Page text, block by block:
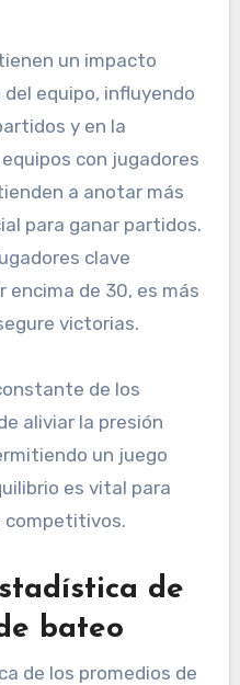
un impacto
equipo, influyendo
y en la
con jugadores
a anotar más
para ganar partidos.
clave
encima de 30, es más
victorias.
de los
aliviar la presión
un juego
es vital para
competitivos.
de
bateo
de los promedios de